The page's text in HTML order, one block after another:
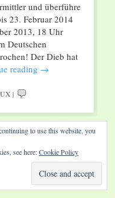
und überführe
23. Februar 2014
2013, 18 Uhr
Deutschen
Der Dieb hat
reading →
|
to use this website, you
see here:Cookie Policy